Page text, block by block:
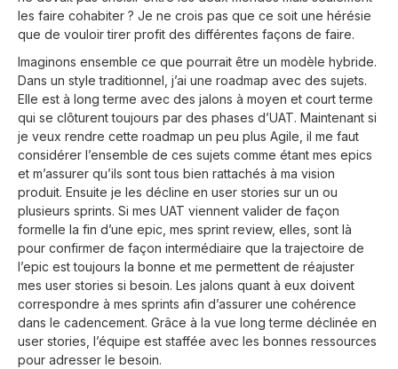
les faire cohabiter ? Je ne crois pas que ce soit une hérésie
que de vouloir tirer profit des différentes façons de faire.
Imaginons ensemble ce que pourrait être un modèle hybride.
Dans un style traditionnel, j’ai une roadmap avec des sujets.
Elle est à long terme avec des jalons à moyen et court terme
qui se clôturent toujours par des phases d’UAT. Maintenant si
je veux rendre cette roadmap un peu plus Agile, il me faut
considérer l’ensemble de ces sujets comme étant mes epics
et m’assurer qu’ils sont tous bien rattachés à ma vision
produit. Ensuite je les décline en user stories sur un ou
plusieurs sprints. Si mes UAT viennent valider de façon
formelle la fin d’une epic, mes sprint review, elles, sont là
pour confirmer de façon intermédiaire que la trajectoire de
l’epic est toujours la bonne et me permettent de réajuster
mes user stories si besoin. Les jalons quant à eux doivent
correspondre à mes sprints afin d’assurer une cohérence
dans le cadencement. Grâce à la vue long terme déclinée en
user stories, l’équipe est staffée avec les bonnes ressources
pour adresser le besoin.